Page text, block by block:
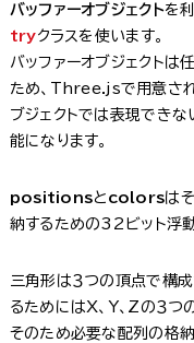
バッファーオブジェクトを
tryクラスを使います。
バッファーオブジェクトは
ため、Three.jsで用意さ
ブジェクトでは表現できな
能になります。
positionsと colorsは
納するための32ビット浮
三角形は３つの頂点で構
るためにはX、Y、Zの３つ
そのため必要な配列の格